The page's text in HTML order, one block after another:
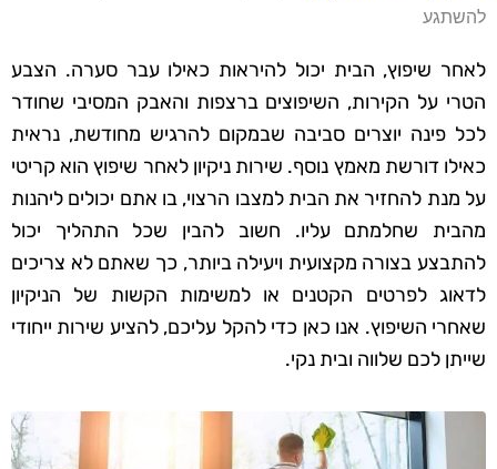
להשתגע
לאחר שיפוץ, הבית יכול להיראות כאילו עבר סערה. הצבע
הטרי על הקירות, השיפוצים ברצפות והאבק המסיבי שחודר
לכל פינה יוצרים סביבה שבמקום להרגיש מחודשת, נראית
כאילו דורשת מאמץ נוסף. שירות ניקיון לאחר שיפוץ הוא קריטי
על מנת להחזיר את הבית למצבו הרצוי, בו אתם יכולים ליהנות
מהבית שחלמתם עליו. חשוב להבין שכל התהליך יכול
להתבצע בצורה מקצועית ויעילה ביותר, כך שאתם לא צריכים
לדאוג לפרטים הקטנים או למשימות הקשות של הניקיון
שאחרי השיפוץ. אנו כאן כדי להקל עליכם, להציע שירות ייחודי
שייתן לכם שלווה ובית נקי.